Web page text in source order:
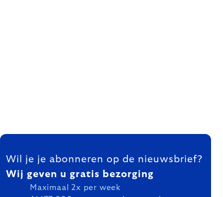
FOOTER
Wil je je abonneren op de nieuwsbrief?
Wij geven u gratis bezorging
Maximaal 2x per week